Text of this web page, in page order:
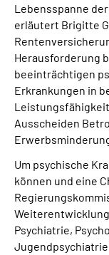
Lebensspanne
erläutert Brigitte
Herausforderung
beeinträchtigen
Erkrankungen in
Ausscheiden
Um psychische
können und eine
Psychiatrie,